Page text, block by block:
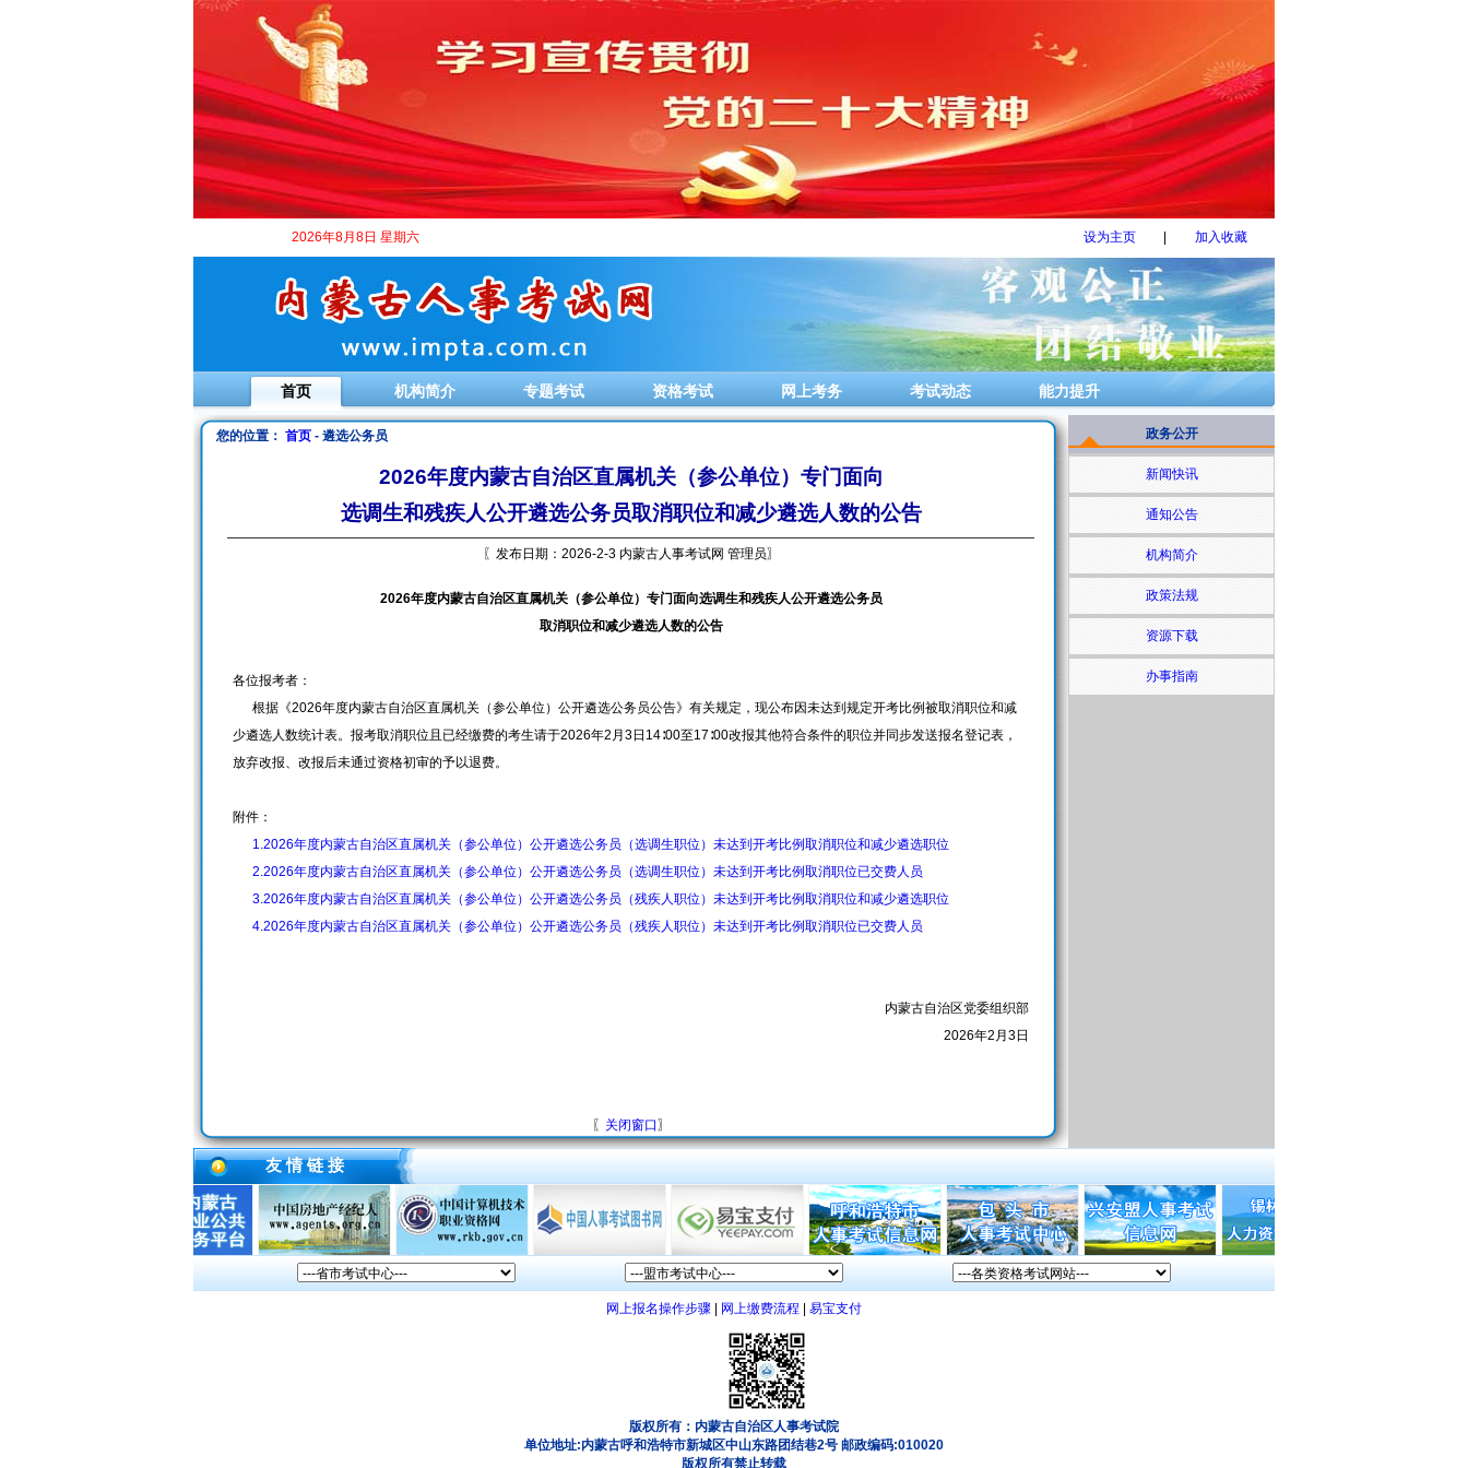
2026年8月8日 星期六 设为主页 加入收藏
首页 机构简介 专题考试 资格考试 网上考务 考试动态 能力提升
您的位置： 首页- 遴选公务员
2026年度内蒙古自治区直属机关（参公单位）专门面向
选调生和残疾人公开遴选公务员取消职位和减少遴选人数的公告
〖发布日期：2026-2-3 内蒙古人事考试网 管理员〗
2026年度内蒙古自治区直属机关（参公单位）专门面向选调生和残疾人公开遴选公务员
取消职位和减少遴选人数的公告
各位报考者：
根据《2026年度内蒙古自治区直属机关（参公单位）公开遴选公务员公告》有关规定，现公布因未达到规定开考比例被取消职位和减
少遴选人数统计表。报考取消职位且已经缴费的考生请于2026年2月3日14∶00至17∶00改报其他符合条件的职位并同步发送报名登记表，
放弃改报、改报后未通过资格初审的予以退费。
附件：
1.2026年度内蒙古自治区直属机关（参公单位）公开遴选公务员（选调生职位）未达到开考比例取消职位和减少遴选职位
2.2026年度内蒙古自治区直属机关（参公单位）公开遴选公务员（选调生职位）未达到开考比例取消职位已交费人员
3.2026年度内蒙古自治区直属机关（参公单位）公开遴选公务员（残疾人职位）未达到开考比例取消职位和减少遴选职位
4.2026年度内蒙古自治区直属机关（参公单位）公开遴选公务员（残疾人职位）未达到开考比例取消职位已交费人员
内蒙古自治区党委组织部
2026年2月3日
〖 关闭窗口 〗
政务公开
新闻快讯
通知公告
机构简介
政策法规
资源下载
办事指南
友 情 链 接
网上报名操作步骤 网上缴费流程 易宝支付
版权所有：内蒙古自治区人事考试院
单位地址:内蒙古呼和浩特市新城区中山东路团结巷2号 邮政编码:010020
版权所有禁止转载